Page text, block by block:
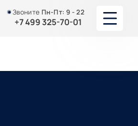
Звоните Пн-Пт: 9 - 22
+7 499 325-70-01